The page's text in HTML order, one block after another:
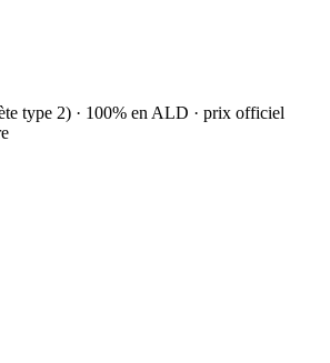
type 2) · 100% en ALD · prix officiel